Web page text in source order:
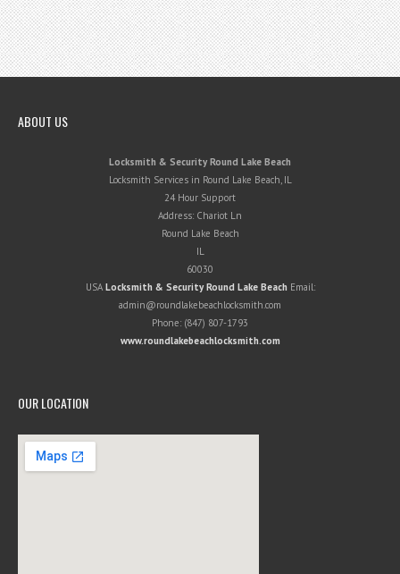
ABOUT US
Locksmith & Security Round Lake Beach
Locksmith Services in Round Lake Beach, IL
24 Hour Support
Address: Chariot Ln
Round Lake Beach
IL
60030
USA Locksmith & Security Round Lake Beach Email:
admin@roundlakebeachlocksmith.com
Phone: (847) 807-1793
www.roundlakebeachlocksmith.com
OUR LOCATION